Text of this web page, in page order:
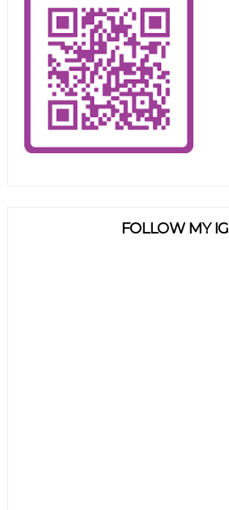
FOLLOW MY IG